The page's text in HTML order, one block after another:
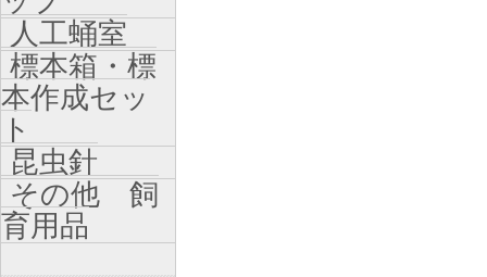
人工蛹室
標本箱・標
本作成セッ
ト
昆虫針
その他 飼
育用品